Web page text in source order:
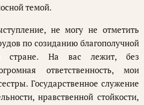
темой.
не могу не отметить
по созиданию благополучной
На вас лежит, без
ответственность, мои
Государственное служение
нравственной стойкости,